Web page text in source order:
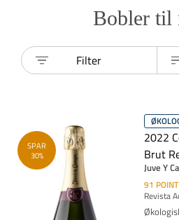
Bobler til
Filter
SPAR
30%
2022
Brut
Juve Y
91 POINT
Revista